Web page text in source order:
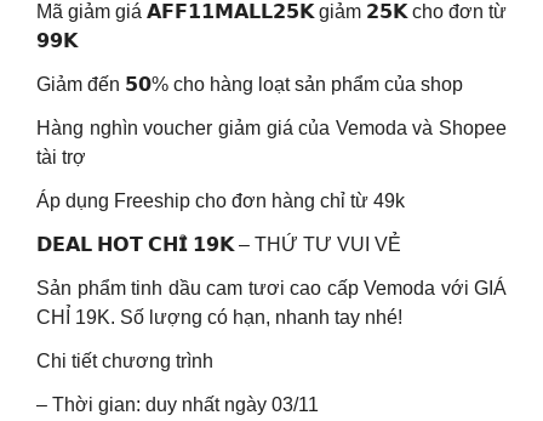
Mã giảm giá 𝗔𝗙𝗙𝟭𝟭𝗠𝗔𝗟𝗟𝟮𝟱𝗞 giảm 𝟮𝟱𝗞 cho đơn từ
𝟵𝟵𝗞
Giảm đến 𝟱𝟬% cho hàng loạt sản phẩm của shop
Hàng nghìn voucher giảm giá của Vemoda và Shopee
tài trợ
Áp dụng Freeship cho đơn hàng chỉ từ 49k
𝗗𝗘𝗔𝗟 𝗛𝗢𝗧 𝗖𝗛𝗜̉ 𝟭𝟵𝗞 – THỨ TƯ VUI VẺ
Sản phẩm tinh dầu cam tươi cao cấp Vemoda với GIÁ
CHỈ 19K. Số lượng có hạn, nhanh tay nhé!
Chi tiết chương trình
– Thời gian: duy nhất ngày 03/11